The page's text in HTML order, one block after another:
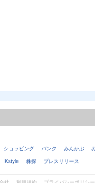
ショッピング バンク みんかぶ
Kstyle
株探 プレスリリース